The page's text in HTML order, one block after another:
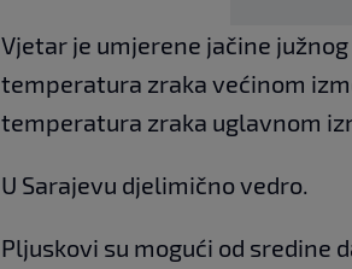
Vjetar je umjerene jačine
temperatura zraka većinom
temperatura zraka uglavnom
U Sarajevu djelimično vedro.
Pljuskovi su mogući od sredine